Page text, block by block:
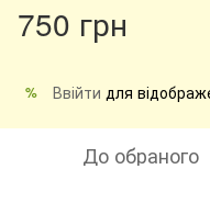
750 грн
% Ввійти для
До обраного